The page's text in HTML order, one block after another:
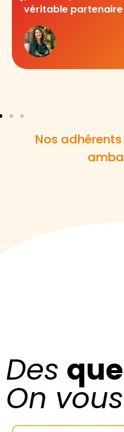
véritable
Nos
Des
On